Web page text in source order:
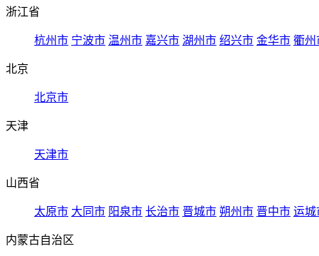
浙江省
杭州市 宁波市 温州市 嘉兴市 湖州市 绍兴市 金华市 衢州
北京
北京市
天津
天津市
山西省
太原市 大同市 阳泉市 长治市 晋城市 朔州市 晋中市 运城
内蒙古自治区